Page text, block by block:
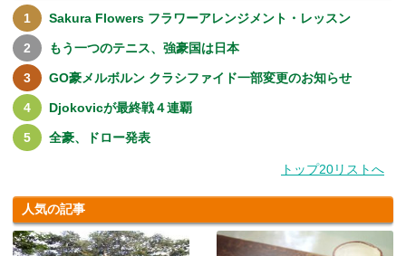
Sakura Flowers フラワーアレンジメント・レッスン
もう一つのテニス、強豪国は日本
GO豪メルボルン クラシファイド一部変更のお知らせ
Djokovicが最終戦４連覇
全豪、ドロー発表
トップ20リストへ
人気の記事